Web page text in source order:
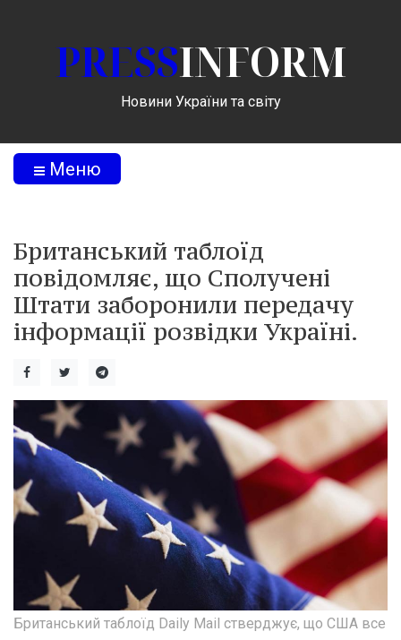
PRESSINFORM
Новини України та світу
Меню
Британський таблоїд
повідомляє, що Сполучені
Штати заборонили передачу
інформації розвідки Україні.
Британський таблоїд Daily Mail стверджує, що США все